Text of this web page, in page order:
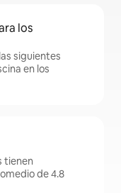
los
siguientes
en los
tienen
de 4.8